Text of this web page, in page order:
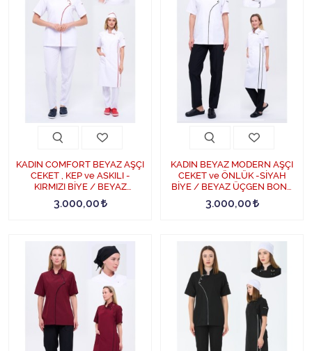
KADIN COMFORT BEYAZ AŞÇI
CEKET , KEP ve ASKILI -
KIRMIZI BİYE / BEYAZ
PANTOLON SET - KırmızıBiye-
Beyaz
3.000,00
KADIN BEYAZ MODERN AŞÇI
CEKET ve ÖNLÜK -SİYAH
BİYE / BEYAZ ÜÇGEN BONE
ve SİYAH PANTOLON SET -
SiyahBiye-Beyaz
3.000,00